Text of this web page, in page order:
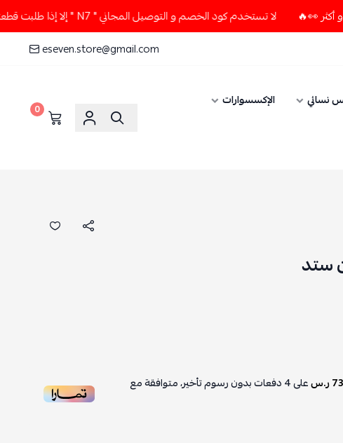
لا تستخدم كود الخصم و التوصيل المجاني " N7 " إلا إذا طلبت قطعتين أو أكثر 👀🔥
eseven.store@gmail.com
نسائي
الإكسسوارات
0
ستد
على4دفعات بدون رسوم تأخير، متوافقة مع